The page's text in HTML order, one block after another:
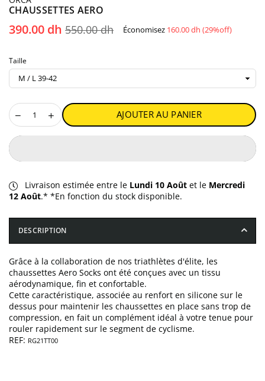
CHAUSSETTES AERO
Prix
390.00 dh 550.00 dh Économisez 160.00 dh (29%off)
Taille
AJOUTER AU PANIER
Livraison estimée entre le Lundi 10 Août et le Mercredi
12 Août.* *En fonction du stock disponible.
DESCRIPTION
Grâce à la collaboration de nos triathlètes d'élite, les
chaussettes Aero Socks ont été conçues avec un tissu
aérodynamique, fin et confortable.
Cette caractéristique, associée au renfort en silicone sur le
dessus pour maintenir les chaussettes en place sans trop de
compression, en fait un complément idéal à votre tenue pour
rouler rapidement sur le segment de cyclisme.
REF: RG21TT00